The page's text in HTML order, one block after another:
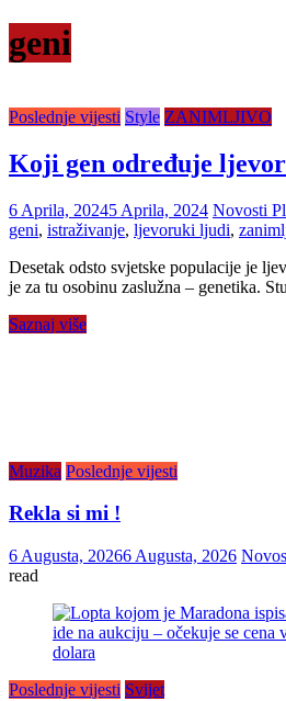
geni
Poslednje vijesti Style ZANIMLJIVO
Koji gen određuje
6 Aprila, 20245 Aprila, 2024 Novosti
geni, istraživanje, ljevoruki ljudi,
Desetak odsto svjetske populacije je
je za tu osobinu zaslužna – genetika.
Saznaj više
Muzika Poslednje vijesti
Rekla si mi !
6 Augusta, 20266 Augusta, 2026
read
Poslednje vijesti Svijet